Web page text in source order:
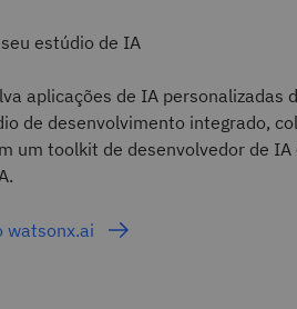
estúdio de IA
aplicações de IA personalizadas
de desenvolvimento integrado,
um toolkit de desenvolvedor de
watsonx.ai